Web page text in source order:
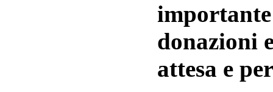
donazioni
attesa e